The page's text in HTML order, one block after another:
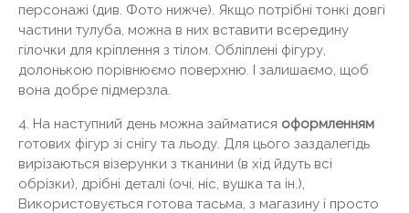
персонажі (див. Фото нижче). Якщо потрібні тонкі довгі
частини тулуба, можна в них вставити всередину
гілочки для кріплення з тілом. Обліплені фігуру,
долонькою порівнюємо поверхню. І залишаємо, щоб
вона добре підмерзла.
4. На наступний день можна займатися оформленням
готових фігур зі снігу та льоду. Для цього заздалегідь
вирізаються візерунки з тканини (в хід йдуть всі
обрізки), дрібні деталі (очі, ніс, вушка та ін.),
Використовується готова тасьма, з магазину і просто